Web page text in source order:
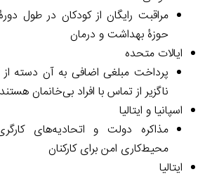
مراقبت رایگان از کودکان در طول
حوزۀ بهداشت و درمان
ایالات متحده
پرداخت مبلغی اضافی به آن دسته از
ناگزیر از تماس با افراد بی‌خانمان هستند
اسپانیا و ایتالیا
مذاکره دولت و اتحادیه‌های
محیط‌کاری امن برای کارکنان
ایتالیا